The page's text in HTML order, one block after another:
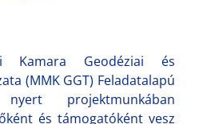
Kamara Geodéziai és
(MMK GGT) Feladatalapú
projektmunkában
és támogatóként vesz